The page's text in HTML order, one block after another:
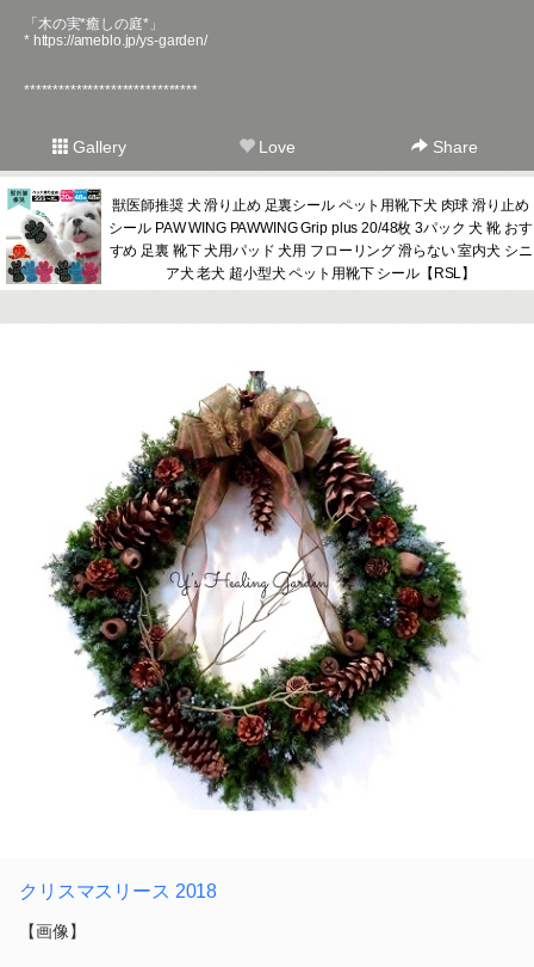
「木の実*癒しの庭*」
* https://ameblo.jp/ys-garden/
******************************
Gallery Love Share
獣医師推奨 犬 滑り止め 足裏シール ペット用靴下犬 肉球 滑り止め
シール PAW WING PAWWING Grip plus 20/48枚 3パック 犬 靴 おす
すめ 足裏 靴下 犬用パッド 犬用 フローリング 滑らない 室内犬 シニ
ア犬 老犬 超小型犬 ペット用靴下 シール【RSL】
クリスマスリース 2018
【画像】